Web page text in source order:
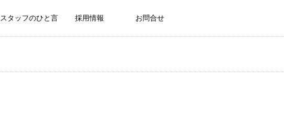
スタッフのひと言 採用情報 お問合せ